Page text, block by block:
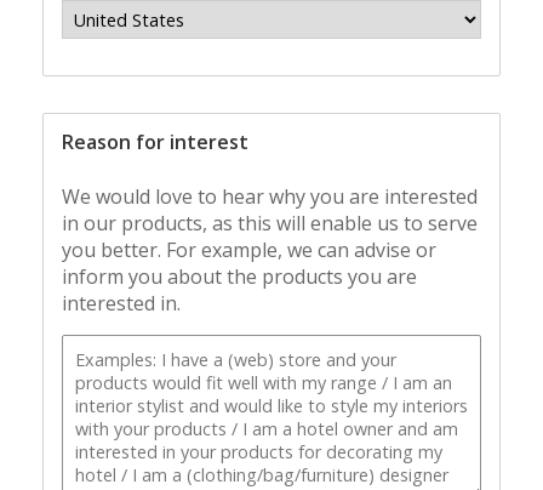
Reason for interest
We would love to hear why you are interested
in our products, as this will enable us to serve
you better. For example, we can advise or
inform you about the products you are
interested in.